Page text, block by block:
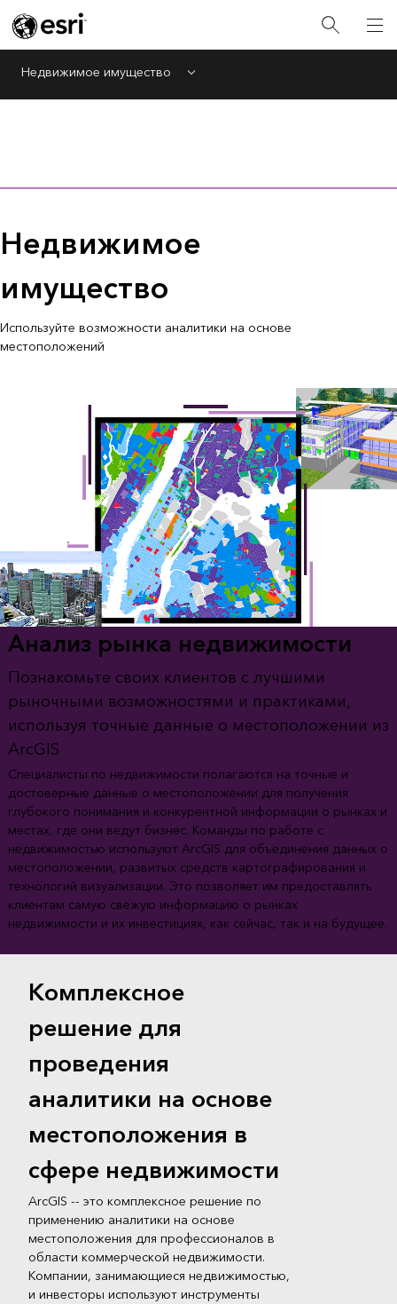
Недвижимое имущество Menu
Недвижимое
имущество
Используйте возможности аналитики на основе
местоположений
Анализ рынка недвижимости
Познакомьте своих клиентов с лучшими
рыночными возможностями и практиками,
используя точные данные о местоположении из
ArcGIS
Специалисты по недвижимости полагаются на точные и
достоверные данные о местоположении для получения
глубокого понимания и конкурентной информации о рынках и
местах, где они ведут бизнес. Команды по работе с
недвижимостью используют ArcGIS для объединения данных о
местоположении, развитых средств картографирования и
технологий визуализации. Это позволяет им предоставлять
клиентам самую свежую информацию о рынках
недвижимости и их инвестициях, как сейчас, так и на будущее.
Комплексное
решение для
проведения
аналитики на основе
местоположения в
сфере недвижимости
ArcGIS -- это комплексное решение по
применению аналитики на основе
местоположения для профессионалов в
области коммерческой недвижимости.
Компании, занимающиеся недвижимостью,
и инвесторы используют инструменты